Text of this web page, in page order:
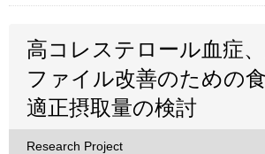
高コレステロール血症
ファイル改善のための
適正摂取量の検討
Research Project